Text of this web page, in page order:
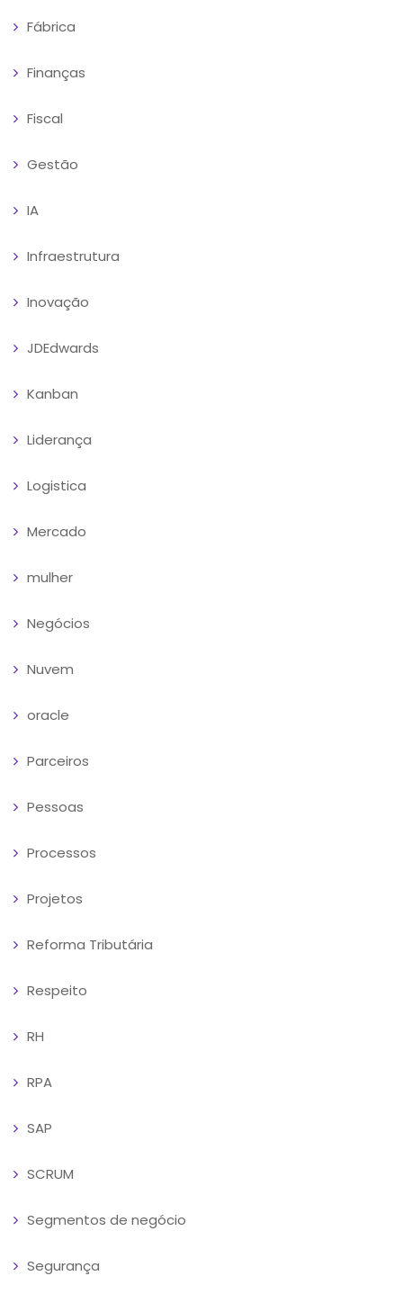
Fábrica
Finanças
Fiscal
Gestão
IA
Infraestrutura
Inovação
JDEdwards
Kanban
Liderança
Logistica
Mercado
mulher
Negócios
Nuvem
oracle
Parceiros
Pessoas
Processos
Projetos
Reforma Tributária
Respeito
RH
RPA
SAP
SCRUM
Segmentos de negócio
Segurança